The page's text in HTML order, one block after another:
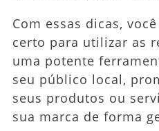
Com essas dicas,
certo para utilizar as
uma potente
seu público local,
seus produtos ou
sua marca de forma